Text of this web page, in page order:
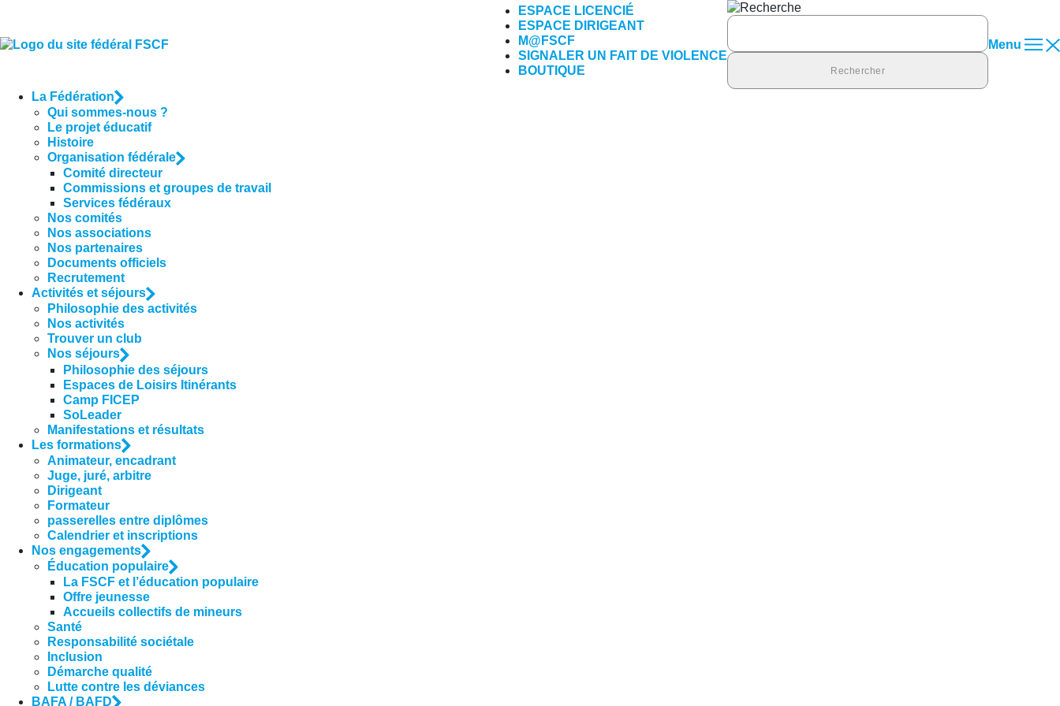
ESPACE LICENCIÉ
ESPACE DIRIGEANT
M@FSCF
SIGNALER UN FAIT DE VIOLENCE
BOUTIQUE
Rechercher :
Menu
La Fédération
Qui sommes-nous ?
Le projet éducatif
Histoire
Organisation fédérale
Comité directeur
Commissions et groupes de travail
Services fédéraux
Nos comités
Nos associations
Nos partenaires
Documents officiels
Recrutement
Activités et séjours
Philosophie des activités
Nos activités
Trouver un club
Nos séjours
Philosophie des séjours
Espaces de Loisirs Itinérants
Camp FICEP
SoLeader
Manifestations et résultats
Les formations
Animateur, encadrant
Juge, juré, arbitre
Dirigeant
Formateur
passerelles entre diplômes
Calendrier et inscriptions
Nos engagements
Éducation populaire
La FSCF et l’éducation populaire
Offre jeunesse
Accueils collectifs de mineurs
Santé
Responsabilité sociétale
Inclusion
Démarche qualité
Lutte contre les déviances
BAFA / BAFD